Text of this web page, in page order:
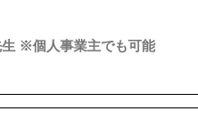
生 ※個人事業主でも可能